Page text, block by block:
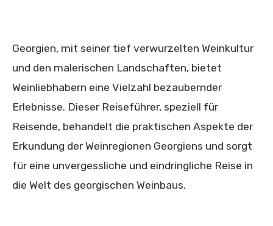
Georgien, mit seiner tief verwurzelten Weinkultur
und den malerischen Landschaften, bietet
Weinliebhabern eine Vielzahl bezaubernder
Erlebnisse. Dieser Reiseführer, speziell für
Reisende, behandelt die praktischen Aspekte der
Erkundung der Weinregionen Georgiens und sorgt
für eine unvergessliche und eindringliche Reise in
die Welt des georgischen Weinbaus.